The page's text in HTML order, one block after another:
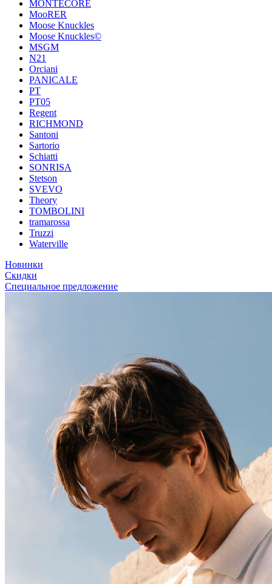
MONTECORE
MooRER
Moose Knuckles
Moose Knuckles©️
MSGM
N21
Orciani
PANICALE
PT
PT05
Regent
RICHMOND
Santoni
Sartorio
Schiatti
SONRISA
Stetson
SVEVO
Theory
TOMBOLINI
tramarossa
Truzzi
Waterville
Новинки
Скидки
Специальное предложение